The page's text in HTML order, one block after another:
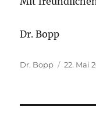
Dr. Bopp
Autor
Dr. Bopp 22. Mai